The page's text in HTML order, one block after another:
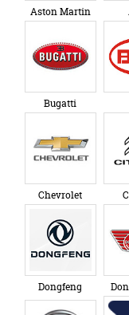
Aston Martin
Bugatti
Chevrolet
Dongfeng